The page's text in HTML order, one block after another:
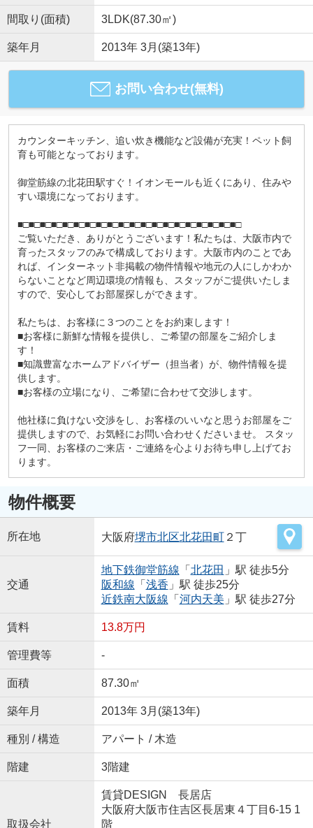
間取り(面積) 3LDK(87.30㎡)
築年月 2013年 3月(築13年)
お問い合わせ(無料)
カウンターキッチン、追い炊き機能など設備が充実！ペット飼
育も可能となっております。
御堂筋線の北花田駅すぐ！イオンモールも近くにあり、住みや
すい環境になっております。
■□■□■□■□■□■□■□■□■□■□■□■□■□■□■□■□■□■□■□■□
ご覧いただき、ありがとうございます！私たちは、大阪市内で
育ったスタッフのみで構成しております。大阪市内のことであ
れば、インターネット非掲載の物件情報や地元の人にしかわか
らないことなど周辺環境の情報も、スタッフがご提供いたしま
すので、安心してお部屋探しができます。
私たちは、お客様に３つのことをお約束します！
■お客様に新鮮な情報を提供し、ご希望の部屋をご紹介しま
す！
■知識豊富なホームアドバイザー（担当者）が、物件情報を提
供します。
■お客様の立場になり、ご希望に合わせて交渉します。
他社様に負けない交渉をし、お客様のいいなと思うお部屋をご
提供しますので、お気軽にお問い合わせくださいませ。 スタッ
フ一同、お客様のご来店・ご連絡を心よりお待ち申し上げてお
ります。
物件概要
所在地 大阪府堺市北区北花田町２丁
交通
地下鉄御堂筋線 「 北花田 」駅 徒歩5分
阪和線 「 浅香 」駅 徒歩25分
近鉄南大阪線 「 河内天美 」駅 徒歩27分
賃料 13.8万円
管理費等 -
面積 87.30㎡
築年月 2013年 3月(築13年)
種別 / 構造 アパート / 木造
階建 3階建
取扱会社
賃貸DESIGN 長居店
大阪府大阪市住吉区長居東４丁目6-15 1
階